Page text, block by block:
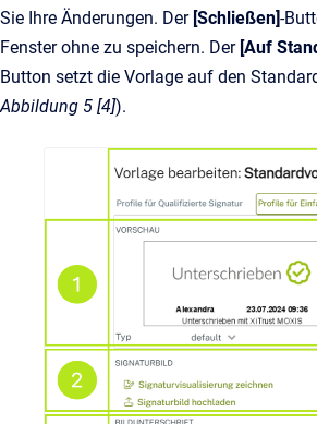
Sie Ihre Änderungen. Der [Schließen]-
Fenster ohne zu speichern. Der [Auf
Button setzt die Vorlage auf den
Abbildung 5 [4]).